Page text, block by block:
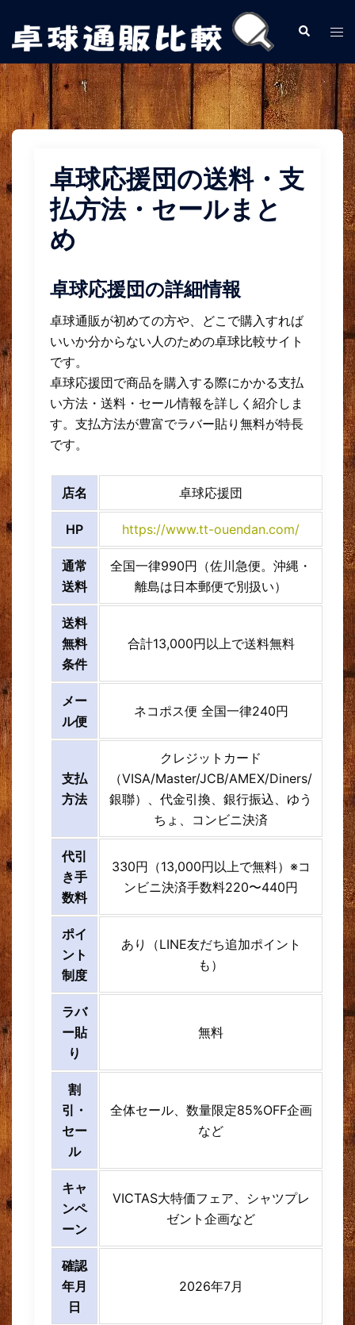
ン
ツ
へ
ス
キ
ッ
プ
検
索
ト
ル
メ
ニ
ュ
卓球応援団の送料・支
払方法・セールまと
め
卓球応援団の詳細情報
卓球通販が初めての方や、どこで購入すれば
いいか分からない人のための卓球比較サイト
です。
卓球応援団で商品を購入する際にかかる支払
い方法・送料・セール情報を詳しく紹介しま
す。支払方法が豊富でラバー貼り無料が特長
です。
店名 卓球応援団
HP https://www.tt-ouendan.com/
通常
送料
全国一律990円（佐川急便。沖縄・
離島は日本郵便で別扱い）
送料
無料
条件
合計13,000円以上で送料無料
メー
ル便
ネコポス便 全国一律240円
支払
方法
クレジットカード
（VISA/Master/JCB/AMEX/Diners/
銀聯）、代金引換、銀行振込、ゆう
ちょ、コンビニ決済
代引
き手
数料
330円（13,000円以上で無料）※コ
ンビニ決済手数料220〜440円
ポイ
ント
制度
あり（LINE友だち追加ポイント
も）
ラバ
ー貼
り
無料
割
引・
セー
ル
全体セール、数量限定85%OFF企画
など
キャ
ンペ
ーン
VICTAS大特価フェア、シャツプレ
ゼント企画など
確認
年月
日
2026年7月